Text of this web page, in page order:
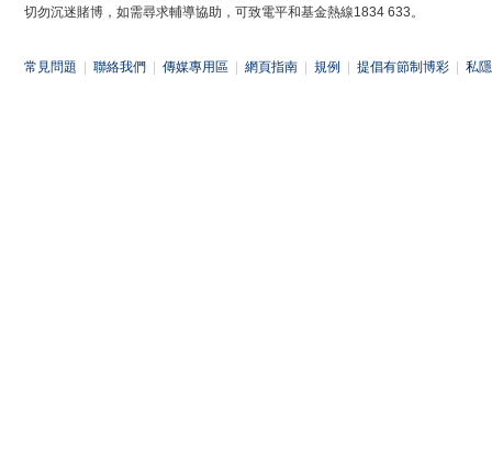
切勿沉迷賭博，如需尋求輔導協助，可致電平和基金熱線1834 633。
常見問題 聯絡我們 傳媒專用區 網頁指南 規例 提倡有節制博彩 私